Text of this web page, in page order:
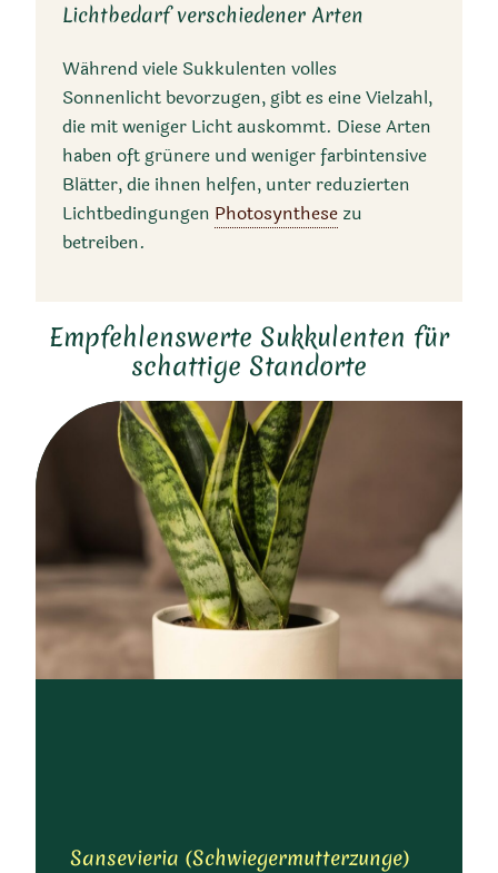
Lichtbedarf verschiedener Arten
Während viele Sukkulenten volles
Sonnenlicht bevorzugen, gibt es eine Vielzahl,
die mit weniger Licht auskommt. Diese Arten
haben oft grünere und weniger farbintensive
Blätter, die ihnen helfen, unter reduzierten
Lichtbedingungen Photosynthese zu
betreiben.
Empfehlenswerte Sukkulenten für
schattige Standorte
Sansevieria (Schwiegermutterzunge)